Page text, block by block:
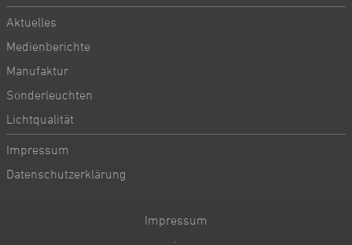
Aktuelles
Medienberichte
Manufaktur
Sonderleuchten
Lichtqualität
Impressum
Datenschutzerklärung
Impressum
·